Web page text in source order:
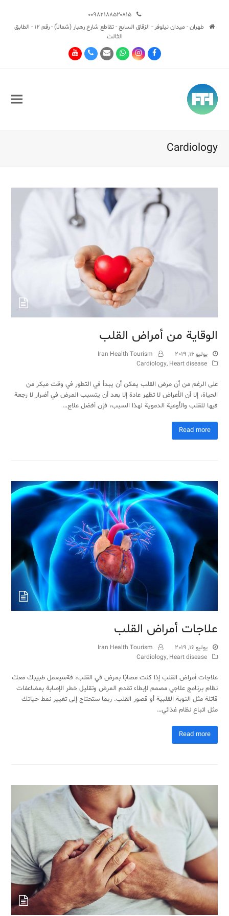
طهران - ميدان نيلوفر - الزقاق السابع - تقاطع شارع رهبار (شمالاً) - رقم 12 - الطابق
الثالث
Facebook
Instagram
Whatsapp
Email
Phone
Youtube
Cardiology
الوقاية من أمراض القلب
يوليو 16, 2019
Iran Health Tourism
Cardiology, Heart disease
على الرغم من أن مرض القلب يمكن أن يبدأ في التطور في وقت مبكر من
الحياة، إلا أن الأعراض لا تظهر عادة إلا بعد أن يتسبب المرض في أضرار لا رجعة
فيها للقلب والأوعية الدموية لهذا السبب، فإن أفضل علاج…
Read more
علاجات أمراض القلب
يوليو 16, 2019
Iran Health Tourism
Cardiology, Heart disease
علاجات أمراض القلب إذا كنت مصابًا بمرض في القلب، فةسيعمل طبيبك معك
نظام برنامج علاجي مصمم لإبطاء تقدم المرض وتقليل خطر الإصابة بمضاعفات
قاتلة مثل النوبة القلبية أو قصور القلب. ربما ستحتاج إلى تغيير نمط حياتك
مثل اتباع نظام غذائي…
Read more